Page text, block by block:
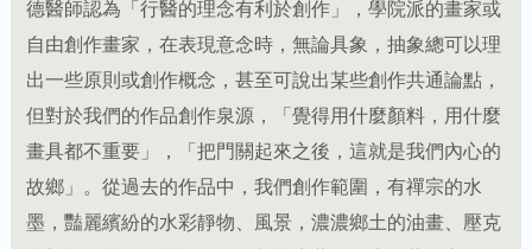
德醫師認為「行醫的理念有利於創作」，學院派的畫家或
自由創作畫家，在表現意念時，無論具象，抽象總可以理
出一些原則或創作概念，甚至可說出某些創作共通論點，
但對於我們的作品創作泉源，「覺得用什麼顏料，用什麼
畫具都不重要」，「把門關起來之後，這就是我們內心的
故鄉」。從過去的作品中，我們創作範圍，有禪宗的水
墨，豔麗繽紛的水彩靜物、風景，濃濃鄉土的油畫、壓克